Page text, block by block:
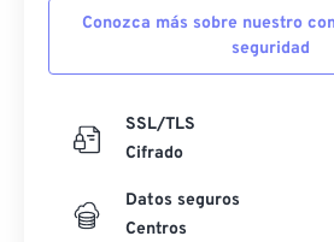
Conozca más sobre nuestro
seguridad
SSL/TLS
Cifrado
Datos seguros
Centros